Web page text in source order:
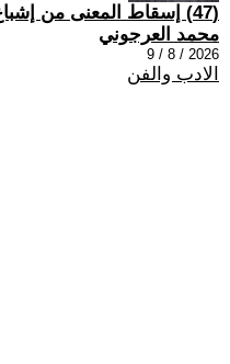
(47) إسقاط المعنى من إشباع النفس والمُنى
محمد العرجوني
2026 / 8 / 9
الادب والفن